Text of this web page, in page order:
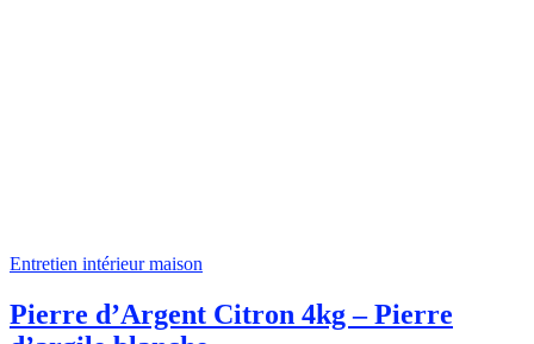
Entretien intérieur maison
Pierre d’Argent Citron 4kg – Pierre